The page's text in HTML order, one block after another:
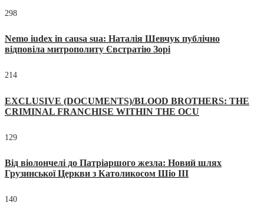
298
Nemo iudex in causa sua: Наталія Шевчук публічно
відповіла митрополиту Євстратію Зорі
214
EXCLUSIVE (DOCUMENTS)/BLOOD BROTHERS: THE
CRIMINAL FRANCHISE WITHIN THE OCU
129
Від віолончелі до Патріаршого жезла: Новий шлях
Грузинської Церкви з Католикосом Шіо III
140